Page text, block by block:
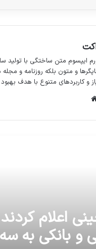
ایپسوم متن ساختگی با تولید
و متون بلکه روزنامه و
و کاربردهای متنوع با هدف
اعلام
و بانکی به